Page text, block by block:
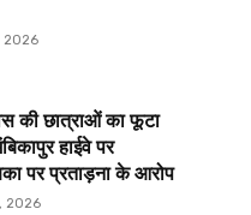
2026
की छात्राओं का फूटा
हाईवे पर
पर प्रताड़ना के आरोप
2026